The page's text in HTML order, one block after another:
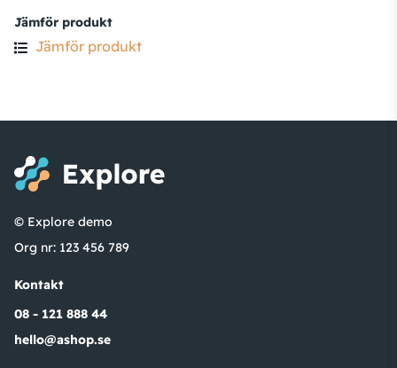
Jämför produkt
Jämför produkt
© Explore demo
Org nr: 123 456 789
Kontakt
08 - 121 888 44
hello@ashop.se